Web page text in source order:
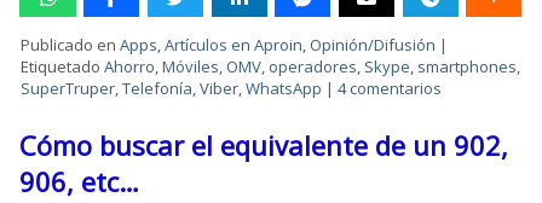
Publicado en Apps,Artículos en Aproin, Opinión/Difusión |
Etiquetado Ahorro,Móviles, OMV, operadores, Skype, smartphones,
SuperTruper,Telefonía,Viber,WhatsApp |4 comentarios
Cómo buscar el equivalente de un 902,
906, etc…